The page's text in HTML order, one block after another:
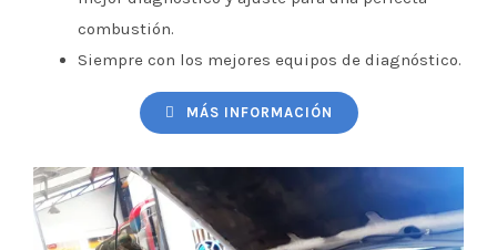
combustión.
Siempre con los mejores equipos de diagnóstico.
MÁS INFORMACIÓN